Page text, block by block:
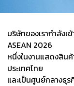
บริษัทของเรากำลังเ
ASEAN 2026
หนึ่งในงานแสดงสิน
ประเทศไทย
และเป็นศูนย์กลางธุ